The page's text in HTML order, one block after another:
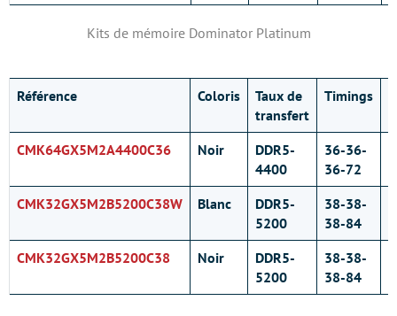
Kits de mémoire Dominator Platinum
Référence Coloris
Taux de
transfert
Timings
CMK64GX5M2A4400C36
Noir
DDR5-
4400
36-36-
36-72
CMK32GX5M2B5200C38W Blanc
DDR5-
5200
38-38-
38-84
CMK32GX5M2B5200C38 Noir
DDR5-
5200
38-38-
38-84